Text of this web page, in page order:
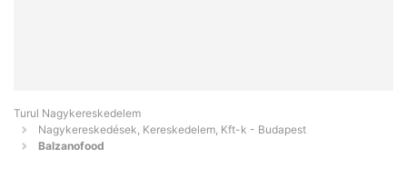
Turul Nagykereskedelem
Nagykereskedések, Kereskedelem, Kft-k - Budapest
Balzanofood